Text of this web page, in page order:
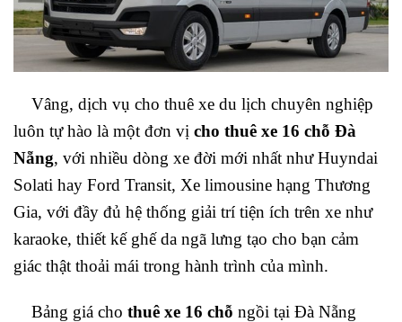
Vâng, dịch vụ cho thuê xe du lịch chuyên nghiệp
luôn tự hào là một đơn vị cho thuê xe 16 chỗ Đà
Nẵng, với nhiều dòng xe đời mới nhất như Huyndai
Solati hay Ford Transit, Xe limousine hạng Thương
Gia, với đầy đủ hệ thống giải trí tiện ích trên xe như
karaoke, thiết kế ghế da ngã lưng tạo cho bạn cảm
giác thật thoải mái trong hành trình của mình.
Bảng giá cho thuê xe 16 chỗ ngồi tại Đà Nẵng